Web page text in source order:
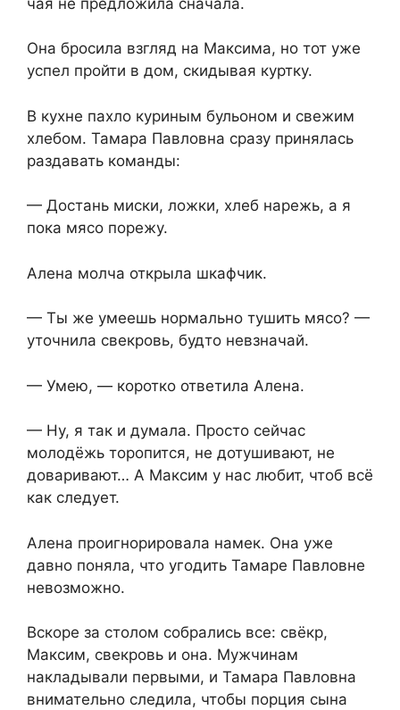
Она бросила взгляд на Максима, но тот уже
успел пройти в дом, скидывая куртку.
В кухне пахло куриным бульоном и свежим
хлебом. Тамара Павловна сразу принялась
раздавать команды:
— Достань миски, ложки, хлеб нарежь, а я
пока мясо порежу.
Алена молча открыла шкафчик.
— Ты же умеешь нормально тушить мясо? —
уточнила свекровь, будто невзначай.
— Умею, — коротко ответила Алена.
— Ну, я так и думала. Просто сейчас
молодёжь торопится, не дотушивают, не
доваривают… А Максим у нас любит, чтоб всё
как следует.
Алена проигнорировала намек. Она уже
давно поняла, что угодить Тамаре Павловне
невозможно.
Вскоре за столом собрались все: свёкр,
Максим, свекровь и она. Мужчинам
накладывали первыми, и Тамара Павловна
внимательно следила, чтобы порция сына